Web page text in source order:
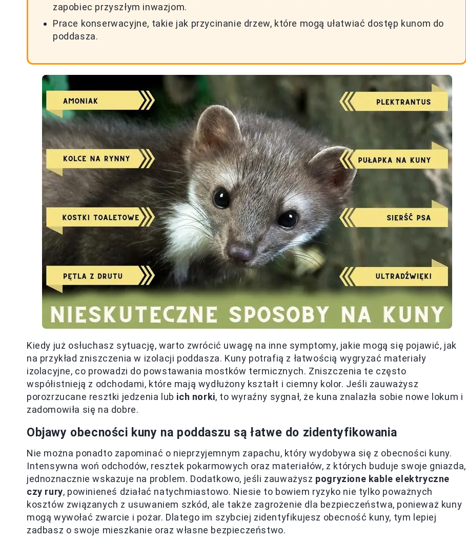
zapobiec przyszłym inwazjom.
Prace konserwacyjne, takie jak przycinanie drzew, które mogą ułatwiać dostęp kunom do
poddasza.
Kiedy już osłuchasz sytuację, warto zwrócić uwagę na inne symptomy, jakie mogą się pojawić, jak
na przykład zniszczenia w izolacji poddasza. Kuny potrafią z łatwością wygryzać materiały
izolacyjne, co prowadzi do powstawania mostków termicznych. Zniszczenia te często
współistnieją z odchodami, które mają wydłużony kształt i ciemny kolor. Jeśli zauważysz
porozrzucane resztki jedzenia lub ich norki, to wyraźny sygnał, że kuna znalazła sobie nowe lokum i
zadomowiła się na dobre.
Objawy obecności kuny na poddaszu są łatwe do zidentyfikowania
Nie można ponadto zapominać o nieprzyjemnym zapachu, który wydobywa się z obecności kuny.
Intensywna woń odchodów, resztek pokarmowych oraz materiałów, z których buduje swoje gniazda,
jednoznacznie wskazuje na problem. Dodatkowo, jeśli zauważysz pogryzione kable elektryczne
czy rury, powinieneś działać natychmiastowo. Niesie to bowiem ryzyko nie tylko poważnych
kosztów związanych z usuwaniem szkód, ale także zagrożenie dla bezpieczeństwa, ponieważ kuny
mogą wywołać zwarcie i pożar. Dlatego im szybciej zidentyfikujesz obecność kuny, tym lepiej
zadbasz o swoje mieszkanie oraz własne bezpieczeństwo.